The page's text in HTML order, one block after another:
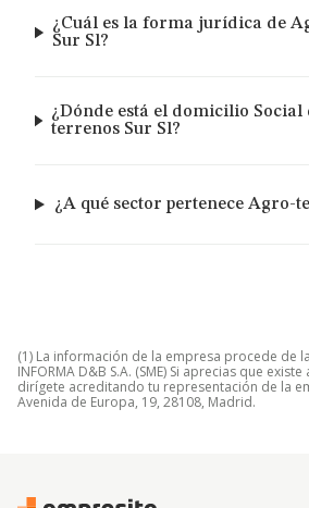
¿Cuál es la forma jurídica de
Sur Sl?
¿Dónde está el domicilio Social
terrenos Sur Sl?
¿A qué sector pertenece Agro-
(1) La información de la empresa procede de
INFORMA D&B S.A. (SME) Si aprecias que
dirígete acreditando tu representación de la
Avenida de Europa, 19, 28108, Madrid.